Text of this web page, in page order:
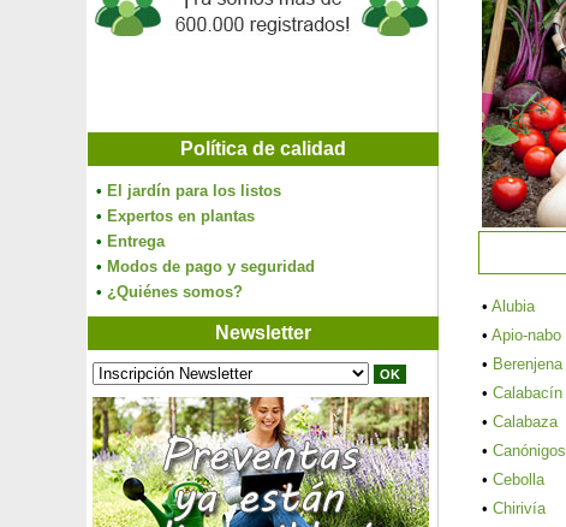
Política de calidad
• El jardín para los listos
• Expertos en plantas
• Entrega
• Modos de pago y seguridad
• ¿Quiénes somos?
Newsletter
• Alubia
• Apio-nabo
• Berenjena
• Calabacín
• Calabaza
• Canónigos
• Cebolla
• Chirivía